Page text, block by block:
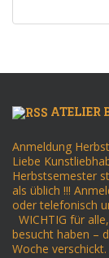
ATELIER
Anmeldung
Liebe
Herbstsemester
als üblich !!!
oder telefonisch
WICHTIG für
besucht haben –
Woche